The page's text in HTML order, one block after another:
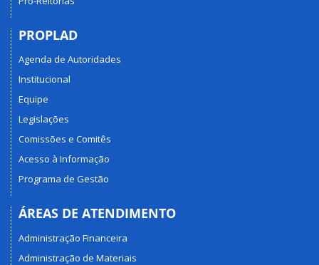
PROPLAD
Agenda de Autoridades
Institucional
Equipe
Legislações
Comissões e Comitês
Acesso à Informação
Programa de Gestão
ÁREAS DE ATENDIMENTO
Administração Financeira
Administração de Materiais